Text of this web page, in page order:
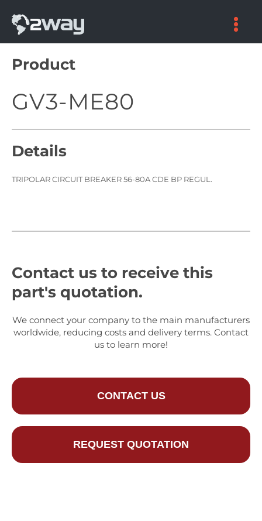
content
Product
GV3-ME80
Details
TRIPOLAR CIRCUIT BREAKER 56-80A CDE BP REGUL.
Contact us to receive this
part's quotation.
We connect your company to the main manufacturers
worldwide, reducing costs and delivery terms. Contact
us to learn more!
CONTACT US
REQUEST QUOTATION